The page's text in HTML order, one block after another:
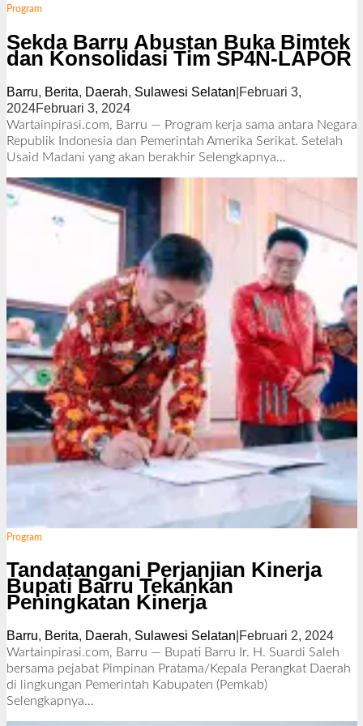
Program
Sekda Barru Abustan Buka Bimtek
dan Konsolidasi Tim SP4N-LAPOR
Barru, Berita, Daerah, Sulawesi Selatan Februari 3,
2024Februari 3, 2024o
l
e
h
e
a
s
i
Wartainpirasi.com, Barru — Program kerja sama antara Negara
Republik Indonesia dan Pemerintah Amerika Serikat. Setelah
Usaid Madani yang akan berakhir Selengkapnya…
Program
Tandatangani Perjanjian Kinerja
Bupati Barru Tekankan
Peningkatan Kinerja
Barru, Berita, Daerah, Sulawesi Selatan Februari 2, 2024o
l
e
Wartainpirasi.com, Barru — Bupati Barru Ir. H. Suardi Saleh
bersama pejabat Pimpinan Pratama/Kepala Perangkat Daerah
di lingkungan Pemerintah Kabupaten (Pemkab)
Selengkapnya…